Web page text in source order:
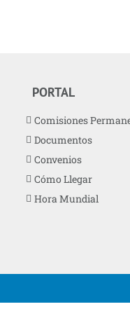
PORTAL
Comisiones
Documentos
Convenios
Cómo Llegar
Hora Mundial